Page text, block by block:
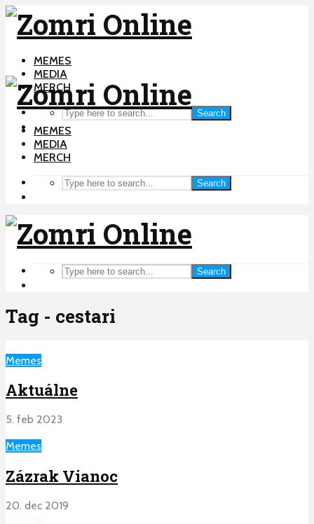
MEMES
MEDIA
MERCH
Search
MEMES
MEDIA
MERCH
Search
Search
Tag - cestari
Memes
Aktuálne
5. feb 2023
Memes
Zázrak Vianoc
20. dec 2019